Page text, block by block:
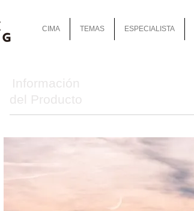
CIMA TEMAS ESPECIALISTA
Información
del Producto